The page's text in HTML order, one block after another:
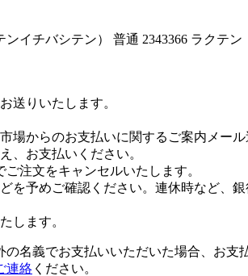
イチバシテン） 普通 2343366 ラクテン
送りいたします。
場からのお支払いに関するご案内メール
、お支払いください。
注文をキャンセルいたします。
を予めご確認ください。連休時など、
します。
名義でお支払いいただいた場合、お支
連絡 ください。